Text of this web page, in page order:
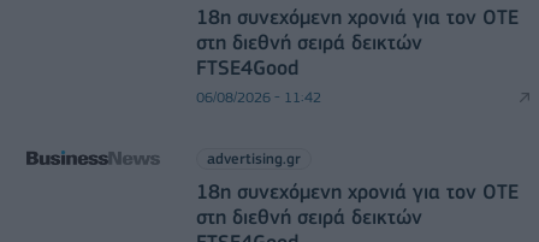
18η συνεχόμενη χρονιά για τον ΟΤΕ
στη διεθνή σειρά δεικτών
FTSE4Good
06/08/2026 - 11:42
advertising.gr
18η συνεχόμενη χρονιά για τον ΟΤΕ
στη διεθνή σειρά δεικτών